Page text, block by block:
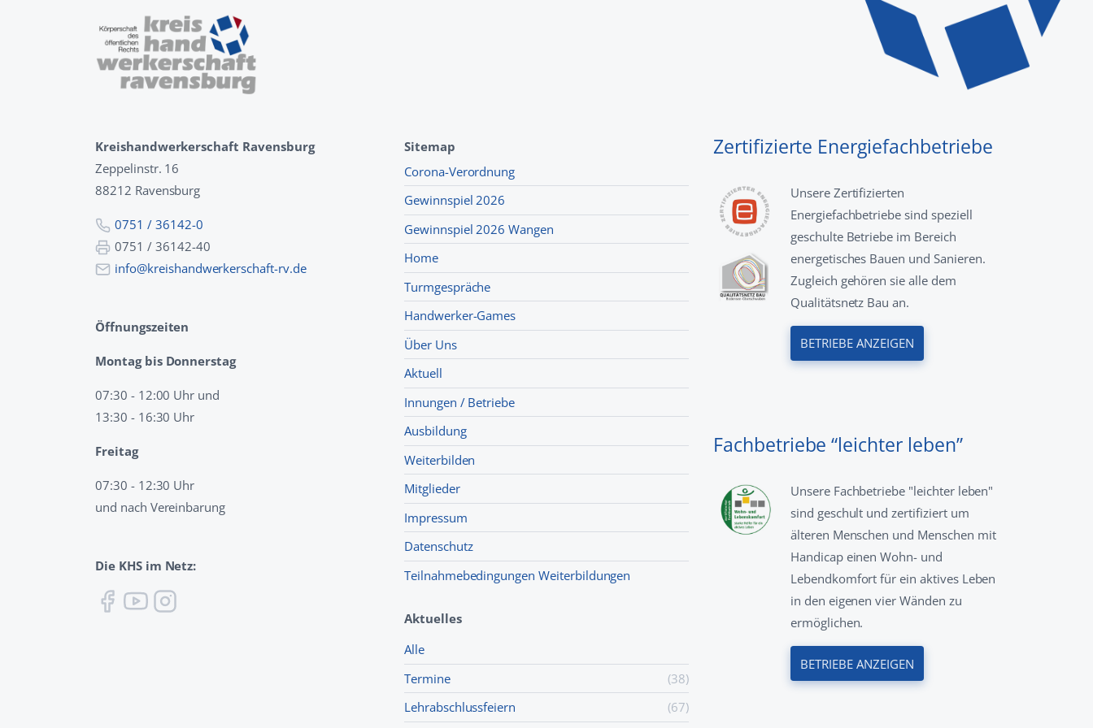
Kreishandwerkerschaft Ravensburg
Zeppelinstr. 16
88212 Ravensburg
0751 / 36142-0
0751 / 36142-40
info@kreishandwerkerschaft-rv.de
Öffnungszeiten
Montag bis Donnerstag
07:30 - 12:00 Uhr und
13:30 - 16:30 Uhr
Freitag
07:30 - 12:30 Uhr
und nach Vereinbarung
Die KHS im Netz:
Sitemap
Corona-Verordnung
Gewinnspiel 2026
Gewinnspiel 2026 Wangen
Home
Turmgespräche
Handwerker-Games
Über Uns
Aktuell
Innungen / Betriebe
Ausbildung
Weiterbilden
Mitglieder
Impressum
Datenschutz
Teilnahmebedingungen Weiterbildungen
Aktuelles
Alle
Termine
(38)
Lehr­abschluss­feiern
(67)
Zertifizierte Energiefachbetriebe
Unsere Zertifizierten
Energiefachbetriebe sind speziell
geschulte Betriebe im Bereich
energetisches Bauen und Sanieren.
Zugleich gehören sie alle dem
Qualitätsnetz Bau an.
BETRIEBE ANZEIGEN
Fachbetriebe “leichter leben”
Unsere Fachbetriebe "leichter leben"
sind geschult und zertifiziert um
älteren Menschen und Menschen mit
Handicap einen Wohn- und
Lebendkomfort für ein aktives Leben
in den eigenen vier Wänden zu
ermöglichen.
BETRIEBE ANZEIGEN